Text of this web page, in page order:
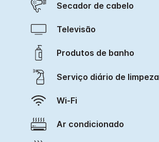
Secador de cabelo
Televisão
Produtos de banho
Serviço diário de limpeza
Wi-Fi
Ar condicionado